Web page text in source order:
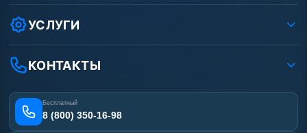
Условия соглашения
Вакансии
Статьи
Оплата
Лизинг
Получить скидку
УСЛУГИ
Услуги
Аренда АВД
Сертификаты
Наши работы
КОНТАКТЫ
Бесплатный
8 (800) 350-16-98